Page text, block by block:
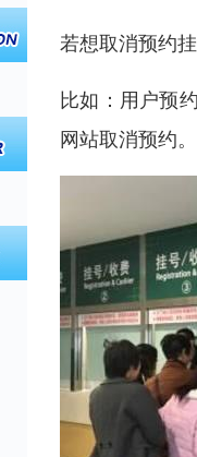
若想取消预约
比如：用户预
网站取消预约。